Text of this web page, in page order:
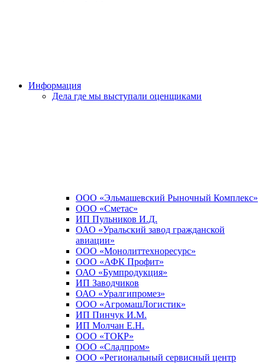
Информация
Дела где мы выступали оценщиками
ООО «Эльмашевский Рыночный Комплекс»
ООО «Сметас»
ИП Пульников И.Д.
ОАО «Уральский завод гражданской
авиации»
ООО «Монолиттехноресурс»
ООО «АФК Профит»
ОАО «Бумпродукция»
ИП Заводчиков
ОАО «Уралгипромез»
ООО «АгромашЛогистик»
ИП Пинчук И.М.
ИП Молчан Е.Н.
ООО «ТОКР»
ООО «Сладпром»
ООО «Региональный сервисный центр